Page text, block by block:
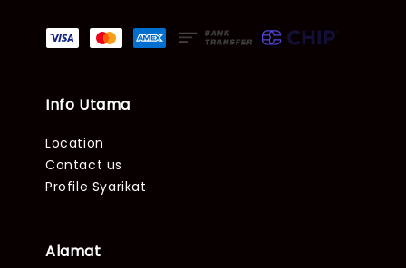
Info Utama
Location
Contact us
Profile Syarikat
Alamat